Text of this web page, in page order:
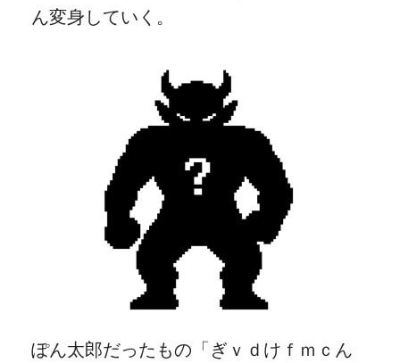
ん変身していく。
ぽん太郎だったもの「ぎｖｄけｆｍｃん